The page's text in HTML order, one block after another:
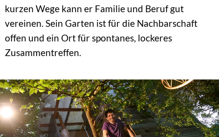
kurzen Wege kann er Familie und Beruf gut
vereinen. Sein Garten ist für die Nachbarschaft
offen und ein Ort für spontanes, lockeres
Zusammentreffen.